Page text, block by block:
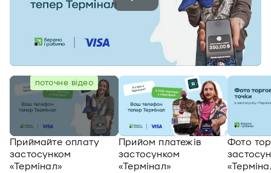
поточне відео
Приймайте оплату
застосунком
«Термінал»
Прийом платежів
застосунком
«Термінал»
Фото